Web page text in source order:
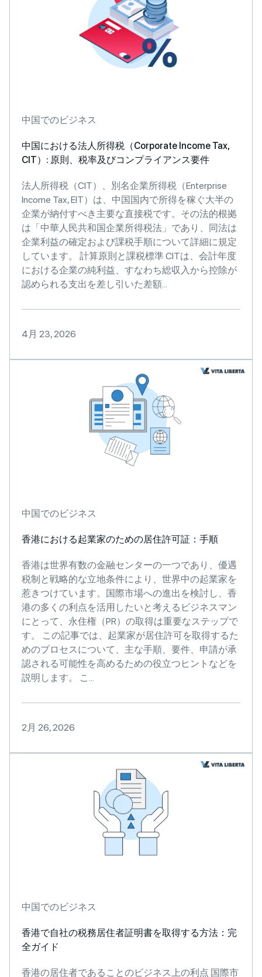
中国でのビジネス
中国における法人所得税（Corporate Income Tax,
CIT）: 原則、税率及びコンプライアンス要件
法人所得税（CIT）、別名企業所得税（Enterprise
Income Tax, EIT）は、中国国内で所得を稼ぐ大半の
企業が納付すべき主要な直接税です。その法的根拠
は「中華人民共和国企業所得税法」であり、同法は
企業利益の確定および課税手順について詳細に規定
しています。 計算原則と課税標準 CITは、会計年度
における企業の純利益、すなわち総収入から控除が
認められる支出を差し引いた差額...
4月 23, 2026
中国でのビジネス
香港における起業家のための居住許可証：手順
香港は世界有数の金融センターの一つであり、優遇
税制と戦略的な立地条件により、世界中の起業家を
惹きつけています。国際市場への進出を検討し、香
港の多くの利点を活用したいと考えるビジネスマン
にとって、永住権（PR）の取得は重要なステップで
す。 この記事では、起業家が居住許可を取得するた
めのプロセスについて、主な手順、要件、申請が承
認される可能性を高めるための役立つヒントなどを
説明します。 こ...
2月 26, 2026
中国でのビジネス
香港で自社の税務居住者証明書を取得する方法：完
全ガイド
香港の居住者であることのビジネス上の利点 国際市